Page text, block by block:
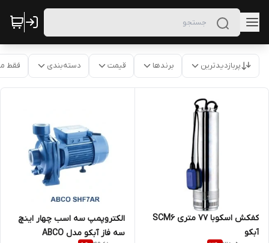
پربازدیدترین برندها قیمت دسته‌بندی فقط
کفکش اسکوبا ۷۷ متری SCM6
آبکو
الکتروپمپ سه اسب چهار اینچ
سه فاز آبکو مدل ABCO